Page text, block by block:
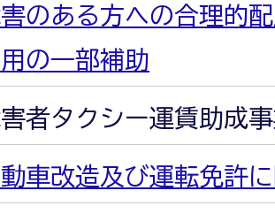
のある方への合理的
の一部補助
者タクシー運賃助成
車改造及び運転免許